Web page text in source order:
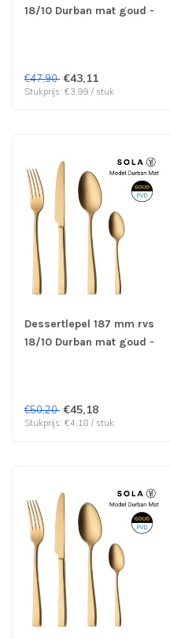
18/10 Durban mat goud -
€47,90 €43,11
Stukprijs: €3,99 / stuk
Dessertlepel 187 mm rvs
18/10 Durban mat goud -
€50,20 €45,18
Stukprijs: €4,18 / stuk